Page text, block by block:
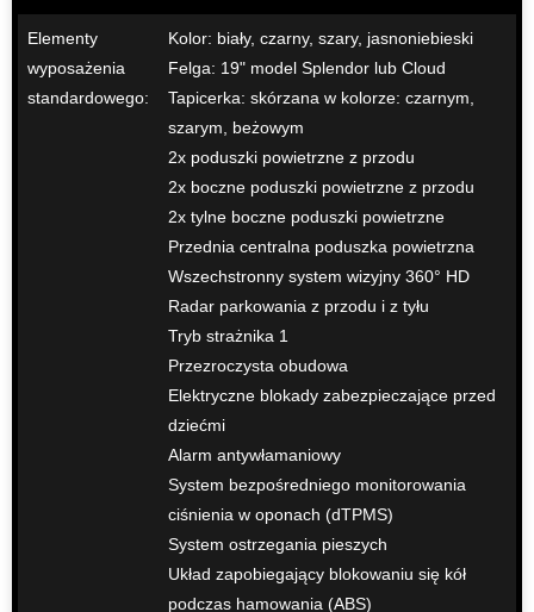
Elementy
wyposażenia
standardowego:
Kolor: biały, czarny, szary, jasnoniebieski
Felga: 19" model Splendor lub Cloud
Tapicerka: skórzana w kolorze: czarnym,
szarym, beżowym
2x poduszki powietrzne z przodu
2x boczne poduszki powietrzne z przodu
2x tylne boczne poduszki powietrzne
Przednia centralna poduszka powietrzna
Wszechstronny system wizyjny 360° HD
Radar parkowania z przodu i z tyłu
Tryb strażnika 1
Przezroczysta obudowa
Elektryczne blokady zabezpieczające przed
dziećmi
Alarm antywłamaniowy
System bezpośredniego monitorowania
ciśnienia w oponach (dTPMS)
System ostrzegania pieszych
Układ zapobiegający blokowaniu się kół
podczas hamowania (ABS)